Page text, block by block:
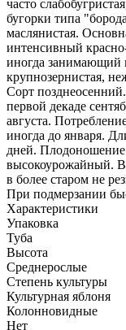
часто
бугорки типа
маслянистая.
интенсивный
иногда занимающий
крупнозернистая,
Сорт
первой декаде
августа.
иногда до января.
дней. Плодоношение
высокоурожайный. В
в более старом не
При подмерзании
Характеристики
Упаковка
Туба
Высота
Среднерослые
Степень культуры
Культурная яблоня
Колонновидные
Нет